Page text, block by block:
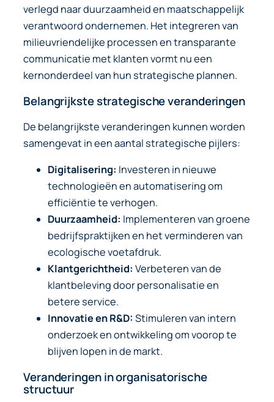
verlegd naar duurzaamheid en maatschappelijk
verantwoord ondernemen. Het integreren van
milieuvriendelijke processen en transparante
communicatie met klanten vormt nu een
kernonderdeel van hun strategische plannen.
Belangrijkste strategische veranderingen
De belangrijkste veranderingen kunnen worden
samengevat in een aantal strategische pijlers:
Digitalisering: Investeren in nieuwe
technologieën en automatisering om
efficiëntie te verhogen.
Duurzaamheid: Implementeren van groene
bedrijfspraktijken en het verminderen van
ecologische voetafdruk.
Klantgerichtheid: Verbeteren van de
klantbeleving door personalisatie en
betere service.
Innovatie en R&D: Stimuleren van intern
onderzoek en ontwikkeling om voorop te
blijven lopen in de markt.
Veranderingen in organisatorische
structuur